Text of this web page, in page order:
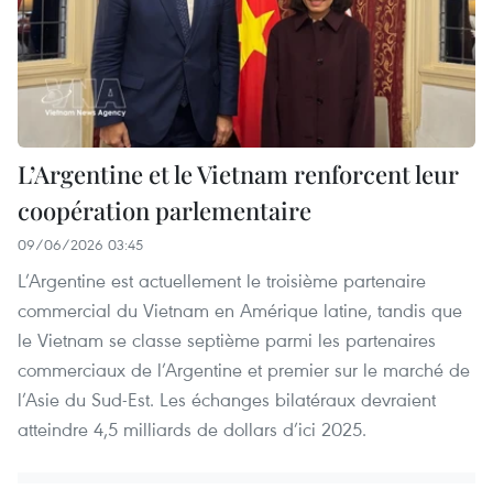
L’Argentine et le Vietnam renforcent leur
coopération parlementaire
09/06/2026 03:45
L’Argentine est actuellement le troisième partenaire
commercial du Vietnam en Amérique latine, tandis que
le Vietnam se classe septième parmi les partenaires
commerciaux de l’Argentine et premier sur le marché de
l’Asie du Sud-Est. Les échanges bilatéraux devraient
atteindre 4,5 milliards de dollars d’ici 2025.